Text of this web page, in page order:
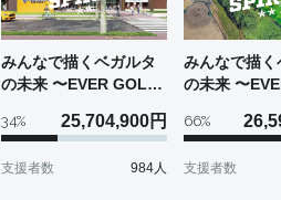
みんなで描くベガルタ
の未来 〜EVER GOLD
#VEGALTA30th
34% 25,704,900円
支援者数 984人
みんなで描く
の未来 〜
66%
支援者数